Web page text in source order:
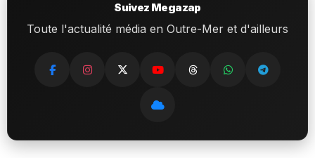
Suivez Megazap
Toute l'actualité média en Outre-Mer et d'ailleurs